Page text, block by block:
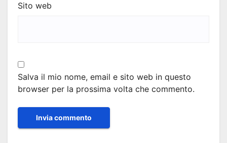
Sito web
Salva il mio nome, email e sito web in questo
browser per la prossima volta che commento.